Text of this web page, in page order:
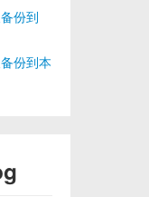
份到
份到本